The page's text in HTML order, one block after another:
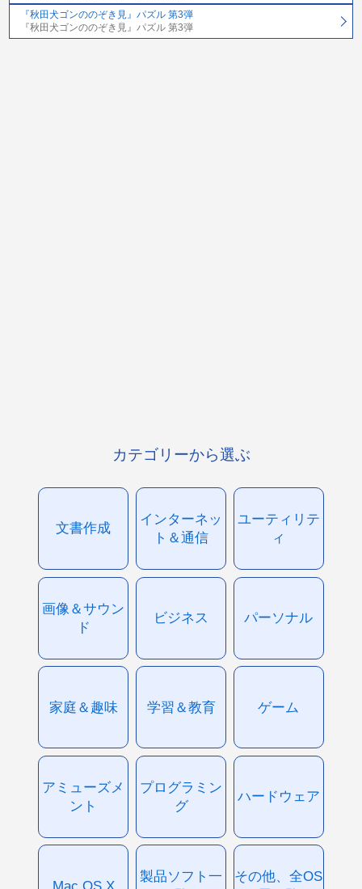
『秋田犬ゴンののぞき見』パズル 第3弾
『秋田犬ゴンののぞき見』パズル 第3弾
カテゴリーから選ぶ
文書作成
インターネッ
ト＆通信
ユーティリテ
ィ
画像＆サウン
ド
ビジネス パーソナル
家庭＆趣味 学習＆教育 ゲーム
アミューズメ
ント
プログラミン
グ
ハードウェア
Mac OS X
製品ソフト一
その他、全OS